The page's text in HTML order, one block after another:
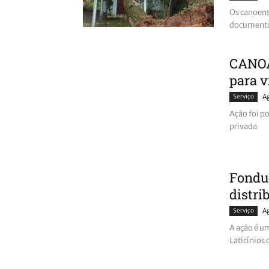
Os
para
Serviço
Ação foi
privada
Serviço
A ação é
Laticínios